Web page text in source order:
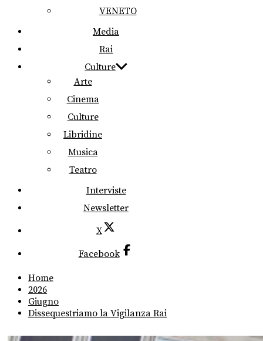
VENETO
Media
Rai
Culture
Arte
Cinema
Culture
Libridine
Musica
Teatro
Interviste
Newsletter
X
Facebook
Home
2026
Giugno
Dissequestriamo la Vigilanza Rai